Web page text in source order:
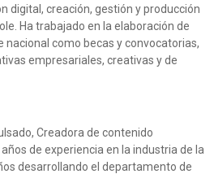
digital, creación, gestión y producción
Ha trabajado en la elaboración de
nacional como becas y convocatorias,
empresariales, creativas y de
Creadora de contenido
de experiencia en la industria de la
desarrollando el departamento de